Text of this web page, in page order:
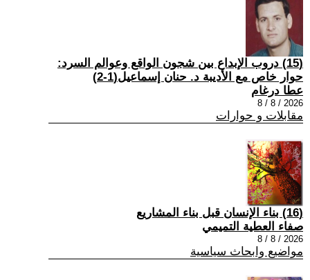
(15) دروب الإبداع بين شجون الواقع وعوالم السرد:
حوار خاص مع الأديبة د. حنان إسماعيل(1-2)
عطا درغام
2026 / 8 / 8
مقابلات و حوارات
(16) بناء الإنسان قبل بناء المشاريع
صفاء العطية التميمي
2026 / 8 / 8
مواضيع وابحاث سياسية